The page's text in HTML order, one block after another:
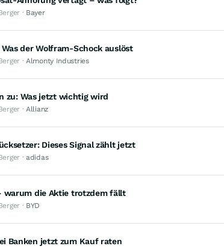
· Bayer
der Wolfram-Schock auslöst
·Almonty Industries
zu: Was jetzt wichtig wird
·Allianz
Dieses Signal zählt jetzt
·adidas
warum die Aktie trotzdem fällt
· BYD
Banken jetzt zum Kauf raten